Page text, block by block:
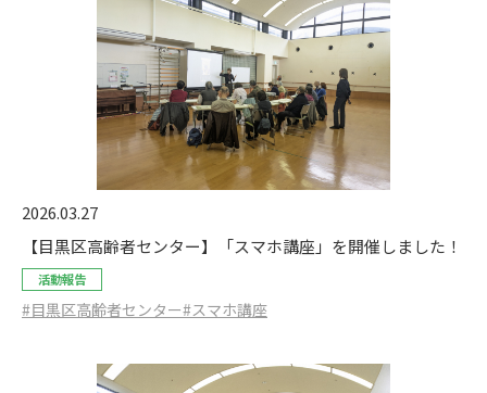
2026.03.27
【目黒区高齢者センター】「スマホ講座」を開催しました！
活動報告
#目黒区高齢者センター#スマホ講座